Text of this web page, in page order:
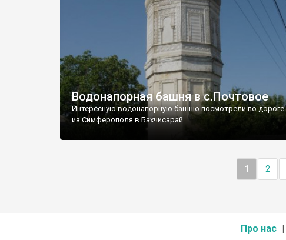
Водонапорная башня в с.Почтовое
Интересную водонапорную башню посмотрели по дороге
из Симферополя в Бахчисарай.
1 2
Про нас